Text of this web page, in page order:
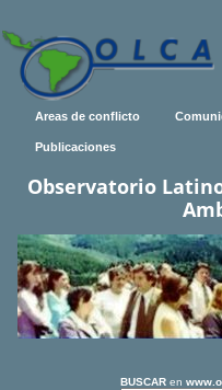
Areas de conflicto
Publicaciones
Observatorio
BUSCAR en